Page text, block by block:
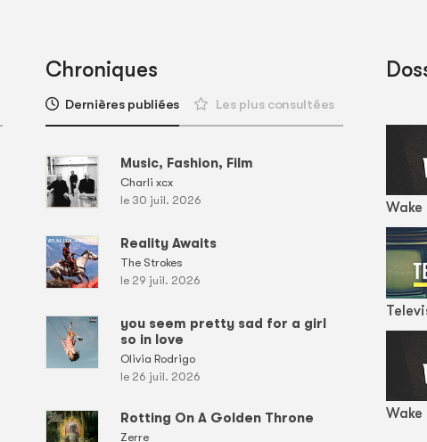
Chroniques
Dernières publiées Les plus consultées
Music, Fashion, Film
Charli xcx
le 30 juil. 2026
Reality Awaits
The Strokes
le 29 juil. 2026
you seem pretty sad for a girl
so in love
Olivia Rodrigo
le 26 juil. 2026
Rotting On A Golden Throne
Zerre
Wake
Wake